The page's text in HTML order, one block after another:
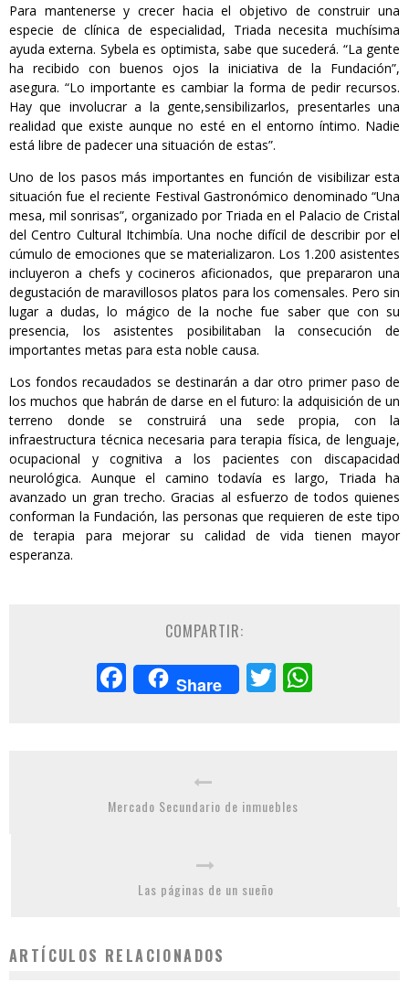
Para mantenerse y crecer hacia el objetivo de construir una
especie de clínica de especialidad, Triada necesita muchísima
ayuda externa. Sybela es optimista, sabe que sucederá. “La gente
ha recibido con buenos ojos la iniciativa de la Fundación”,
asegura. “Lo importante es cambiar la forma de pedir recursos.
Hay que involucrar a la gente,sensibilizarlos, presentarles una
realidad que existe aunque no esté en el entorno íntimo. Nadie
está libre de padecer una situación de estas”.
Uno de los pasos más importantes en función de visibilizar esta
situación fue el reciente Festival Gastronómico denominado “Una
mesa, mil sonrisas”, organizado por Triada en el Palacio de Cristal
del Centro Cultural Itchimbía. Una noche difícil de describir por el
cúmulo de emociones que se materializaron. Los 1.200 asistentes
incluyeron a chefs y cocineros aficionados, que prepararon una
degustación de maravillosos platos para los comensales. Pero sin
lugar a dudas, lo mágico de la noche fue saber que con su
presencia, los asistentes posibilitaban la consecución de
importantes metas para esta noble causa.
Los fondos recaudados se destinarán a dar otro primer paso de
los muchos que habrán de darse en el futuro: la adquisición de un
terreno donde se construirá una sede propia, con la
infraestructura técnica necesaria para terapia física, de lenguaje,
ocupacional y cognitiva a los pacientes con discapacidad
neurológica. Aunque el camino todavía es largo, Triada ha
avanzado un gran trecho. Gracias al esfuerzo de todos quienes
conforman la Fundación, las personas que requieren de este tipo
de terapia para mejorar su calidad de vida tienen mayor
esperanza.
COMPARTIR:
Facebook
Share Twitter
Mercado Secundario de inmuebles
Las páginas de un sueño
ARTÍCULOS RELACIONADOS